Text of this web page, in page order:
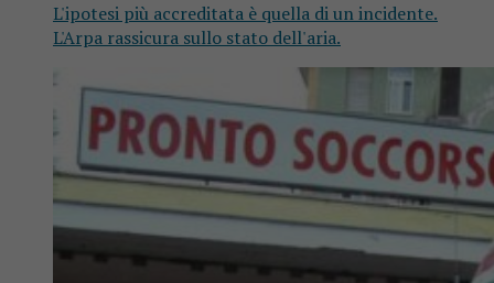
L'ipotesi più accreditata è quella di un incidente.
L'Arpa rassicura sullo stato dell'aria.